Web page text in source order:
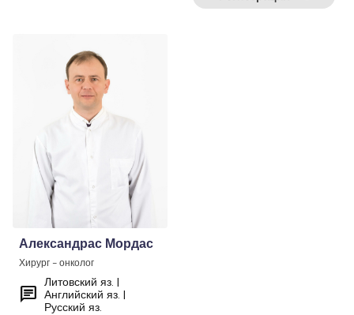
Александрас Мордас
Хирург - онколог
chat
Литовский яз. |
Английский яз. |
Русский яз.